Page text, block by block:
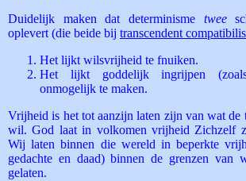
Duidelijk maken dat determinisme twee
oplevert (die beide bij transcendent
Het lijkt wilsvrijheid te fnuiken.
Het lijkt goddelijk ingrijpen (zoals
onmogelijk te maken.
Vrijheid is het tot aanzijn laten zijn van wat de
wil. God laat in volkomen vrijheid Zichzelf
Wij laten binnen die wereld in beperkte
gedachte en daad) binnen de grenzen van
gelaten.